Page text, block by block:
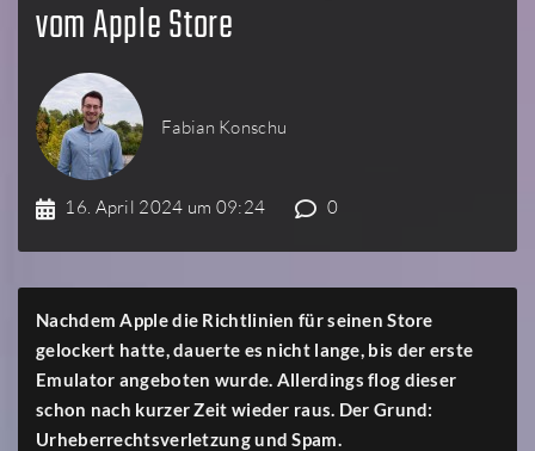
vom Apple Store
Fabian Konschu
16. April 2024 um 09:24 0
Nachdem Apple die Richtlinien für seinen Store
gelockert hatte, dauerte es nicht lange, bis der erste
Emulator angeboten wurde. Allerdings flog dieser
schon nach kurzer Zeit wieder raus. Der Grund:
Urheberrechtsverletzung und Spam.